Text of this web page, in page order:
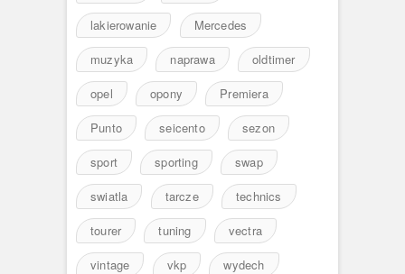
lakierowanie
Mercedes
muzyka
naprawa
oldtimer
opel
opony
Premiera
Punto
seicento
sezon
sport
sporting
swap
swiatla
tarcze
technics
tourer
tuning
vectra
vintage
vkp
wydech